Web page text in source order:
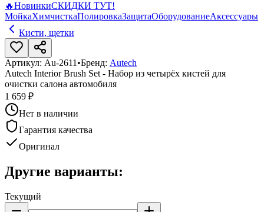
🔥НовинкиСКИДКИ ТУТ!
МойкаХимчисткаПолировкаЗащитаОборудованиеАксессуары
Кисти, щетки
Артикул: Au-2611 •Бренд: Autech
Autech Interior Brush Set - Набор из четырёх кистей для
очистки салона автомобиля
1 659 ₽
Нет в наличии
Гарантия качества
Оригинал
Другие варианты:
Текущий